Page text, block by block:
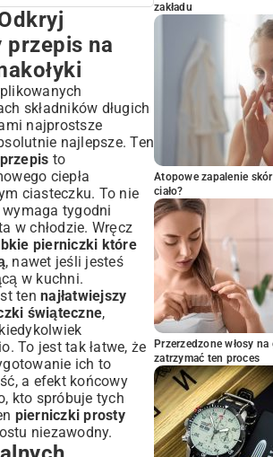
przepis na
Składniki
– podstawa
by pierniczki były
krok po kroku:
Wyrabianie i
kształtów bez
żeby były perfekcyjne?
pierniczków:
ozdoby
– gładki i trwały
zdobienia i
sekrety miękkich
miękkości?
pierniczki, aby nie
przepis na
składników długich
najprostsze
najlepsze. Ten
to
ciepła
ciasteczku. To nie
tygodni
w chłodzie. Wręcz
pierniczki które
, nawet jeśli jesteś
w kuchni.
ten najłatwiejszy
świąteczne,
To jest tak łatwe, że
ich to
a efekt końcowy
kto spróbuje tych
pierniczki prosty
niezawodny.
zakładu
Atopowe zapalenie
ciało?
Przerzedzone włosy
zatrzymać ten proces